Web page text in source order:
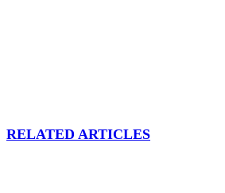
RELATED ARTICLES